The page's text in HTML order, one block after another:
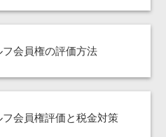
会員権の評価方法
会員権評価と税金対策